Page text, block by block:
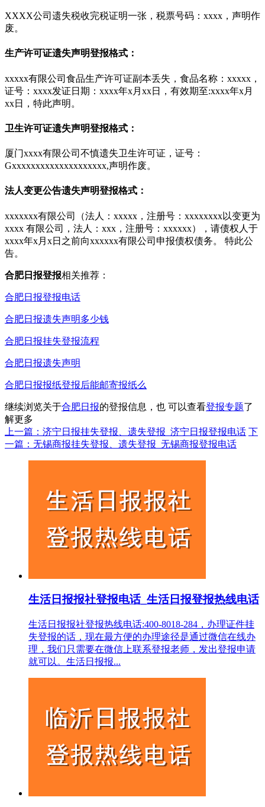
XXXX公司遗失税收完税证明一张，税票号码：xxxx，声明作
废。
生产许可证遗失声明登报格式：
xxxxx有限公司食品生产许可证副本丢失，食品名称：xxxxx，
证号：xxxx发证日期：xxxx年x月xx日，有效期至:xxxx年x月
xx日，特此声明。
卫生许可证遗失声明登报格式：
厦门xxxx有限公司不慎遗失卫生许可证，证号：
Gxxxxxxxxxxxxxxxxxxxx,声明作废。
法人变更公告遗失声明登报格式：
xxxxxxx有限公司（法人：xxxxx，注册号：xxxxxxxx以变更为
xxxx 有限公司，法人：xxx，注册号：xxxxxx），请债权人于
xxxx年x月x日之前向xxxxxx有限公司申报债权债务。 特此公
告。
合肥日报登报相关推荐：
合肥日报登报电话
合肥日报遗失声明多少钱
合肥日报挂失登报流程
合肥日报遗失声明
合肥日报报纸登报后能邮寄报纸么
继续浏览关于合肥日报的登报信息，也 可以查看登报专题了
解更多
上一篇：济宁日报挂失登报、遗失登报_济宁日报登报电话 下
一篇：无锡商报挂失登报、遗失登报_无锡商报登报电话
生活日报报社登报电话_生活日报登报热线电话
生活日报报社登报热线电话:400-8018-284，办理证件挂
失登报的话，现在最方便的办理途径是通过微信在线办
理，我们只需要在微信上联系登报老师，发出登报申请
就可以。生活日报报...